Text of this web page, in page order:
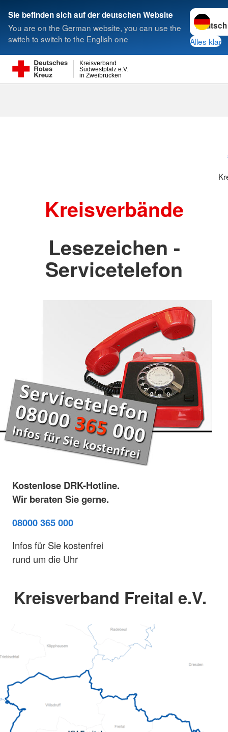
Sie befinden sich auf der deutschen Website
You are on the German website, you can use the
switch to switch to the English one
Sprache
Alles klar
in Zweibrücken
Südwestpfalz e.V.
Kreisverband
Suche
Kreisverbände
Lesezeichen -
Servicetelefon
Kostenlose DRK-Hotline.
Wir beraten Sie gerne.
08000 365 000
Infos für Sie kostenfrei
rund um die Uhr
Kreisverband Freital e.V.